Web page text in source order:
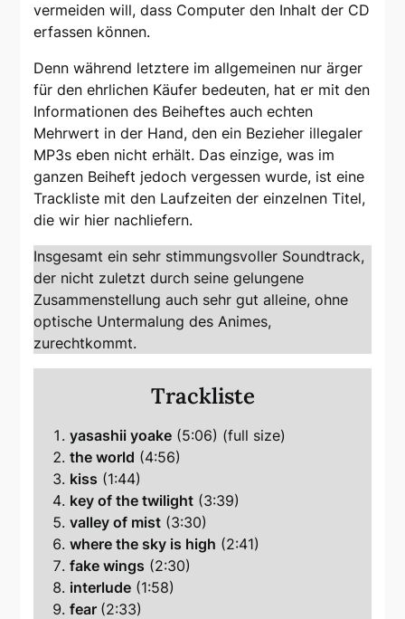
vermeiden will, dass Computer den Inhalt der CD
erfassen können.
Denn während letztere im allgemeinen nur ärger
für den ehrlichen Käufer bedeuten, hat er mit den
Informationen des Beiheftes auch echten
Mehrwert in der Hand, den ein Bezieher illegaler
MP3s eben nicht erhält. Das einzige, was im
ganzen Beiheft jedoch vergessen wurde, ist eine
Trackliste mit den Laufzeiten der einzelnen Titel,
die wir hier nachliefern.
Insgesamt ein sehr stimmungsvoller Soundtrack,
der nicht zuletzt durch seine gelungene
Zusammenstellung auch sehr gut alleine, ohne
optische Untermalung des Animes,
zurechtkommt.
Trackliste
yasashii yoake (5:06) (full size)
the world (4:56)
kiss (1:44)
key of the twilight (3:39)
valley of mist (3:30)
where the sky is high (2:41)
fake wings (2:30)
interlude (1:58)
fear (2:33)